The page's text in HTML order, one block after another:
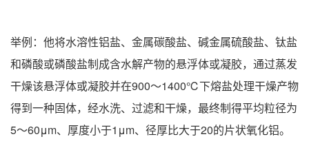
举例：他将水溶性铝盐、金属碳酸盐、碱金属硫酸盐、钛盐
和磷酸或磷酸盐制成含水解产物的悬浮体或凝胶，通过蒸发
干燥该悬浮体或凝胶并在900～1400℃下熔盐处理干燥产物
得到一种固体，经水洗、过滤和干燥，最终制得平均粒径为
5～60μm、厚度小于1μm、径厚比大于20的片状氧化铝。